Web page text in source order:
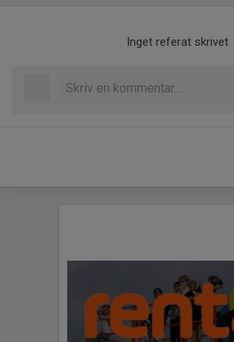
Inget referat skrivet